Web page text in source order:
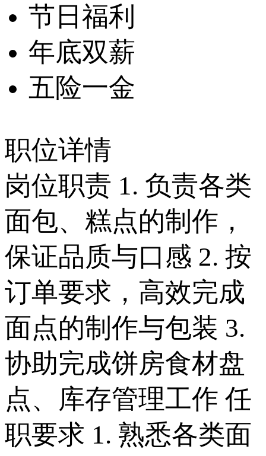
节日福利
年底双薪
五险一金
职位详情
岗位职责 1. 负责各类
面包、糕点的制作，
保证品质与口感 2. 按
订单要求，高效完成
面点的制作与包装 3.
协助完成饼房食材盘
点、库存管理工作 任
职要求 1. 熟悉各类面